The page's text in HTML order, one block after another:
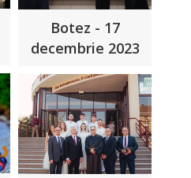
Botez - 17
decembrie 2023